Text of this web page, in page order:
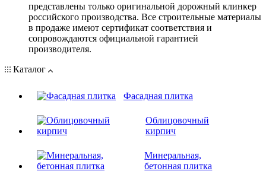
представлены только оригинальной дорожный клинкер
российского производства. Все строительные материалы
в продаже имеют сертификат соответствия и
сопровождаются официальной гарантией
производителя.
Каталог
Фасадная плитка
Облицовочный
кирпич
Минеральная,
бетонная плитка